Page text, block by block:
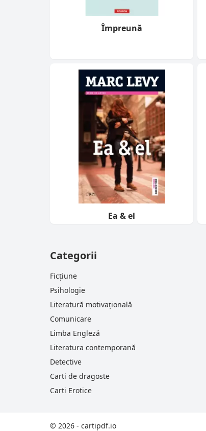
Împreună
Ea & el
Categorii
Ficțiune
Psihologie
Literatură motivațională
Comunicare
Limba Engleză
Literatura contemporană
Detective
Carti de dragoste
Carti Erotice
© 2026 - cartipdf.io